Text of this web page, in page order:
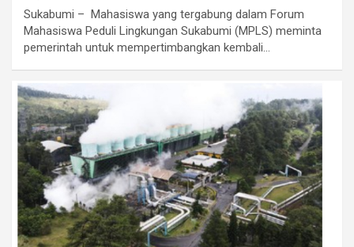
Sukabumi – Mahasiswa yang tergabung dalam Forum
Mahasiswa Peduli Lingkungan Sukabumi (MPLS) meminta
pemerintah untuk mempertimbangkan kembali…